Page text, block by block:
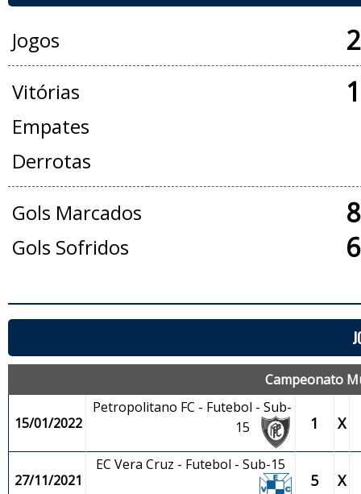
Jogos
Vitórias
Empates
Derrotas
Gols Marcados
Gols Sofridos
Campeonato
15/01/2022
Petropolitano FC - Futebol - Sub-
15
1 X
27/11/2021
EC Vera Cruz - Futebol - Sub-15
5 X